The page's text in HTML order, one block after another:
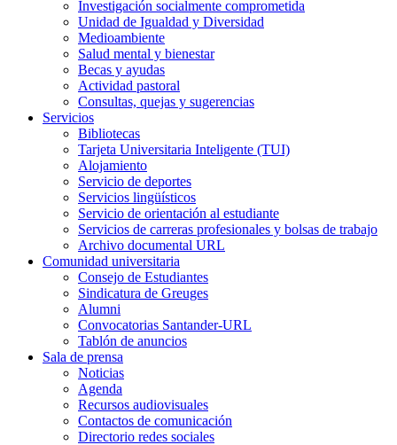
Investigación socialmente comprometida
Unidad de Igualdad y Diversidad
Medioambiente
Salud mental y bienestar
Becas y ayudas
Actividad pastoral
Consultas, quejas y sugerencias
Servicios
Bibliotecas
Tarjeta Universitaria Inteligente (TUI)
Alojamiento
Servicio de deportes
Servicios lingüísticos
Servicio de orientación al estudiante
Servicios de carreras profesionales y bolsas de trabajo
Archivo documental URL
Comunidad universitaria
Consejo de Estudiantes
Sindicatura de Greuges
Alumni
Convocatorias Santander-URL
Tablón de anuncios
Sala de prensa
Noticias
Agenda
Recursos audiovisuales
Contactos de comunicación
Directorio redes sociales